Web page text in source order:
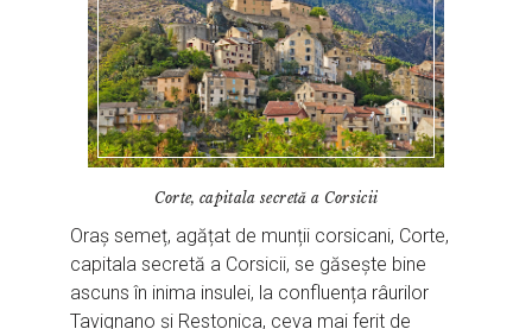
Corte, capitala secretă a Corsicii
Oraș semeț, agățat de munții corsicani, Corte,
capitala secretă a Corsicii, se găsește bine
ascuns în inima insulei, la confluența râurilor
Tavignano și Restonica, ceva mai ferit de